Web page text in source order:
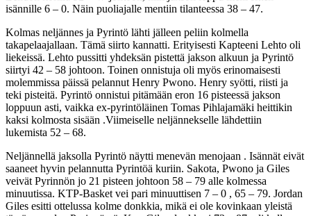
isännille 6 – 0. Näin puoliajalle mentiin tilanteessa 38 – 47.
Kolmas neljännes ja Pyrintö lähti jälleen peliin kolmella
takapelaajallaan. Tämä siirto kannatti. Erityisesti Kapteeni Lehto oli
liekeissä. Lehto pussitti yhdeksän pistettä jakson alkuun ja Pyrintö
siirtyi 42 – 58 johtoon. Toinen onnistuja oli myös erinomaisesti
molemmissa päissä pelannut Henry Pwono. Henry syötti, riisti ja
teki pisteitä. Pyrintö onnistui pitämään eron 16 pisteessä jakson
loppuun asti, vaikka ex-pyrintöläinen Tomas Pihlajamäki heittikin
kaksi kolmosta sisään .Viimeiselle neljännekselle lähdettiin
lukemista 52 – 68.
Neljännellä jaksolla Pyrintö näytti menevän menojaan . Isännät eivät
saaneet hyvin pelannutta Pyrintöä kuriin. Sakota, Pwono ja Giles
veivät Pyrinnön jo 21 pisteen johtoon 58 – 79 alle kolmessa
minuutissa. KTP-Basket vei pari minuuttisen 7 – 0 , 65 – 79. Jordan
Giles esitti ottelussa kolme donkkia, mikä ei ole kovinkaan yleistä